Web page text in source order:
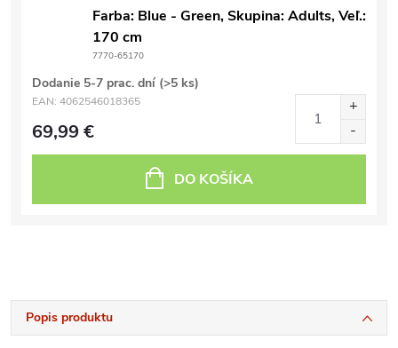
Farba: Blue - Green, Skupina: Adults, Veľ.:
170 cm
7770-65170
Dodanie 5-7 prac. dní (>5 ks)
EAN: 4062546018365
69,99 €
DO KOŠÍKA
Popis produktu